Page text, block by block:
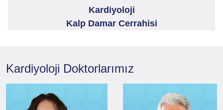
Kardiyoloji
Kalp Damar Cerrahisi
Kardiyoloji Doktorlarımız